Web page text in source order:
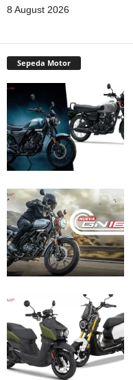
8 August 2026
Sepeda Motor